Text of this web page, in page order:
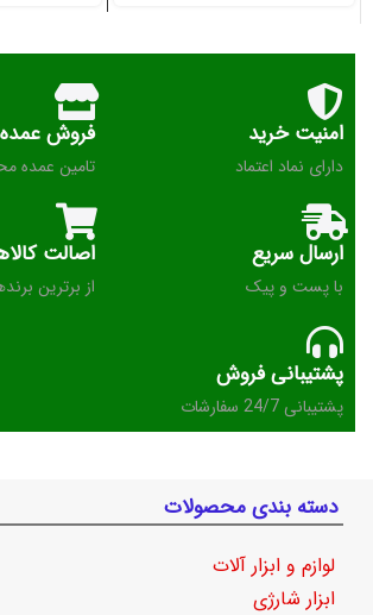
امنیت خرید
دارای نماد اعتماد
فروش عمده
تامین عمده
ارسال سریع
با پست و پیک
اصالت
از برترین
پشتیبانی فروش
پشتیبانی 24/7 سفارشات
دسته بندی محصولات
لوازم و ابزار آلات
ابزار شارژی